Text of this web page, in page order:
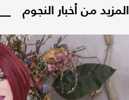
المزيد من أخبار النجوم